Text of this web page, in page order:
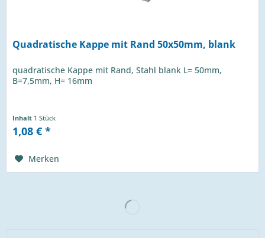
Quadratische Kappe mit Rand 50x50mm, blank
quadratische Kappe mit Rand, Stahl blank L= 50mm,
B=7,5mm, H= 16mm
Inhalt 1 Stück
1,08 € *
Merken